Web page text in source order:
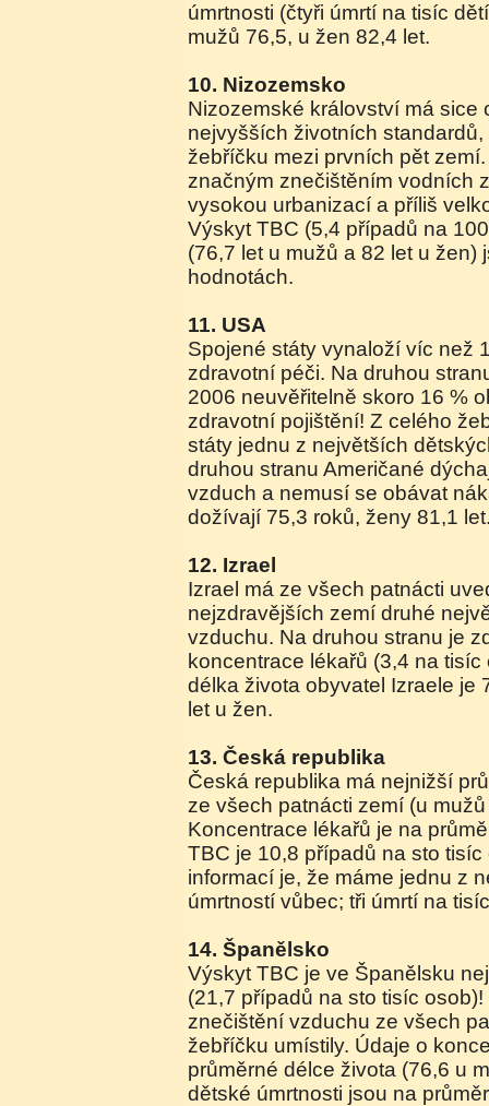
úmrtnosti (čtyři úmrtí na tisíc
mužů 76,5, u žen 82,4 let.
10. Nizozemsko
Nizozemské království má sice
nejvyšších životních
žebříčku mezi prvních pět
značným znečištěním vodních
vysokou urbanizací a příliš
Výskyt TBC (5,4 případů na
(76,7 let u mužů a 82 let u žen)
hodnotách.
11. USA
Spojené státy vynaloží víc než
zdravotní péči. Na druhou
2006 neuvěřitelně skoro 16 %
zdravotní pojištění! Z celého
státy jednu z největších
druhou stranu Američané
vzduch a nemusí se obávat
dožívají 75,3 roků, ženy 81,1
12. Izrael
Izrael má ze všech patnácti
nejzdravějších zemí druhé
vzduchu. Na druhou stranu je
koncentrace lékařů (3,4 na
délka života obyvatel Izraele je
let u žen.
13. Česká republika
Česká republika má nejnižší
ze všech patnácti zemí (u
Koncentrace lékařů je na
TBC je 10,8 případů na sto
informací je, že máme jednu z
úmrtností vůbec; tři úmrtí na
14. Španělsko
Výskyt TBC je ve Španělsku
(21,7 případů na sto tisíc
znečištění vzduchu ze všech
žebříčku umístily. Údaje o
průměrné délce života (76,6 u
dětské úmrtnosti jsou na